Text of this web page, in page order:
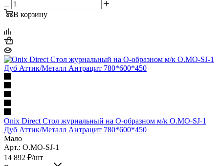
В корзину
Onix Direct Стол журнальный на О-образном м/к O.MO-SJ-1
Дуб Аттик/Металл Антрацит 780*600*450
Мало
Арт.: O.MO-SJ-1
14 892 ₽/шт